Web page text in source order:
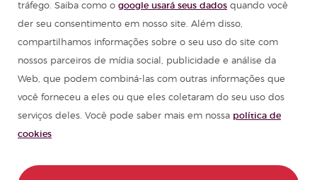
Acampamentos de verão na Espanha
Recursos para aprender espanhol
Partners
Guia de viagem Espanha
Guia de viagem América Latina
tráfego. Saiba como o google usará seus dados quando você
der seu consentimento em nosso site. Além disso,
compartilhamos informações sobre o seu uso do site com
nossos parceiros de mídia social, publicidade e análise da
Web, que podem combiná-las com outras informações que
você forneceu a eles ou que eles coletaram do seu uso dos
serviços deles. Você pode saber mais em nossa política de
cookies